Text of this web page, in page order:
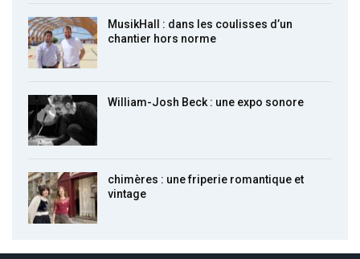
MusikHall : dans les coulisses d’un
chantier hors norme
William-Josh Beck : une expo sonore
chimères : une friperie romantique et
vintage